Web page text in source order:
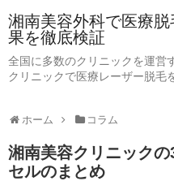
湘南美容外科で医療
果を徹底検証
全国に多数のクリニックを運営
クリニックで医療レーザー脱毛
ホーム コラム
湘南美容クリニック
セルのまとめ